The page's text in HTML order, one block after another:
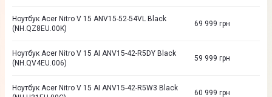
Ноутбук Acer Nitro V 15 ANV15-52-54VL Black
(NH.QZ8EU.00K)
69 999 грн
Ноутбук Acer Nitro V 15 AI ANV15-42-R5DY Black
(NH.QV4EU.006)
59 999 грн
Ноутбук Acer Nitro V 15 AI ANV15-42-R5W3 Black
60 999 грн